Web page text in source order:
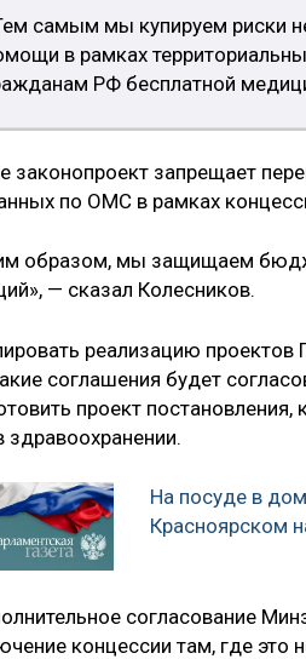
самым мы купируем риски
в рамках
РФ бесплатной
законопроект запрещает
по ОМС в рамках
образом, мы защищаем
— сказал Колесников.
реализацию проектов
соглашения будет
проект
здравоохранении.
На посуде в
Красноярском
согласование
концессии там, где это